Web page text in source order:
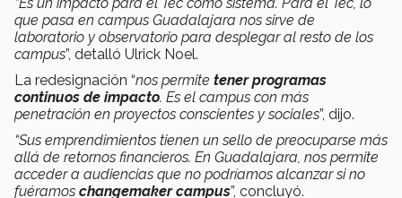
“Es un impacto para el Tec como sistema. Para el Tec, lo
que pasa en campus Guadalajara nos sirve de
laboratorio y observatorio para desplegar al resto de los
campus”, detalló Ulrick Noel.
La redesignación “nos permite tener programas
continuos de impacto. Es el campus con más
penetración en proyectos conscientes y sociales”, dijo.
“Sus emprendimientos tienen un sello de preocuparse más
allá de retornos financieros. En Guadalajara, nos permite
acceder a audiencias que no podríamos alcanzar si no
fuéramos changemaker campus”, concluyó.